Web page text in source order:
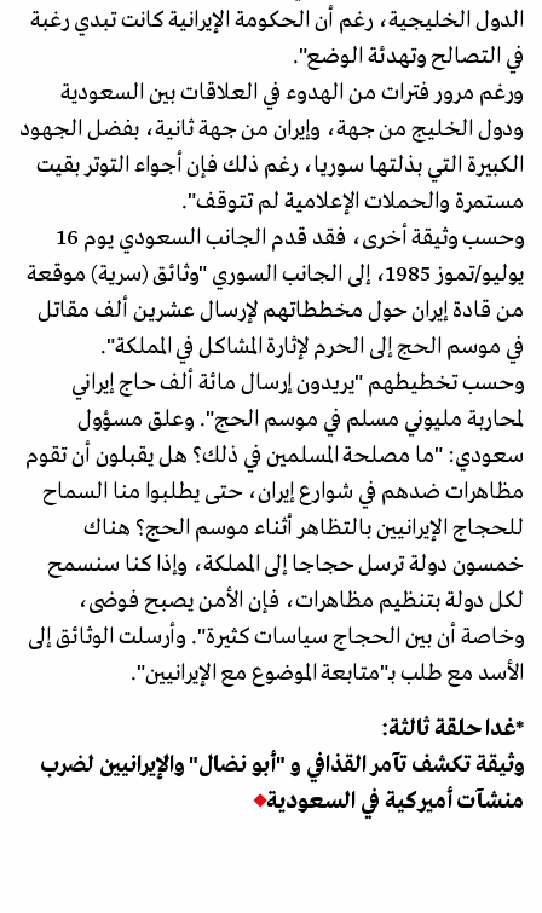
الدول الخليجية، رغم أن الحكومة الإيرانية كانت تبدي رغبة
في التصالح وتهدئة الوضع".
ورغم مرور فترات من الهدوء في العلاقات بين السعودية
ودول الخليج من جهة، وإيران من جهة ثانية، بفضل الجهود
الكبيرة التي بذلتها سوريا، رغم ذلك فإن أجواء التوتر بقيت
مستمرة والحملات الإعلامية لم تتوقف".
وحسب وثيقة أخرى، فقد قدم الجانب السعودي يوم 16
يوليو/تموز 1985، إلى الجانب السوري "وثائق (سرية) موقعة
من قادة إيران حول مخططاتهم لإرسال عشرين ألف مقاتل
في موسم الحج إلى الحرم لإثارة المشاكل في المملكة".
وحسب تخطيطهم "يريدون إرسال مائة ألف حاج إيراني
لمحاربة مليوني مسلم في موسم الحج". وعلق مسؤول
سعودي: "ما مصلحة المسلمين في ذلك؟ هل يقبلون أن تقوم
مظاهرات ضدهم في شوارع إيران، حتى يطلبوا منا السماح
للحجاج الإيرانيين بالتظاهر أثناء موسم الحج؟ هناك
خمسون دولة ترسل حجاجا إلى المملكة، وإذا كنا سنسمح
لكل دولة بتنظيم مظاهرات، فإن الأمن يصبح فوضى،
وخاصة أن بين الحجاج سياسات كثيرة". وأرسلت الوثائق إلى
الأسد مع طلب بـ"متابعة الموضوع مع الإيرانيين".
*غدا حلقة ثالثة:
وثيقة تكشف تآمر القذافي و "أبو نضال" والإيرانيين لضرب
منشآت أميركية في السعودية